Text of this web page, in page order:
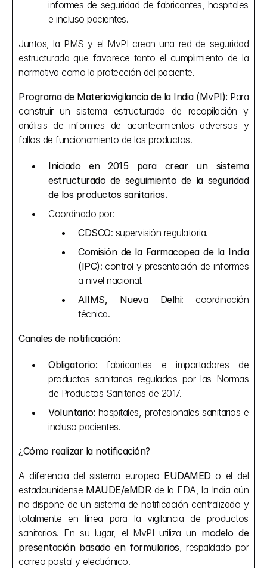
informes de seguridad de fabricantes, hospitales
e incluso pacientes.
Juntos, la PMS y el MvPI crean una red de seguridad
estructurada que favorece tanto el cumplimiento de la
normativa como la protección del paciente.
Programa de Materiovigilancia de la India (MvPI): Para
construir un sistema estructurado de recopilación y
análisis de informes de acontecimientos adversos y
fallos de funcionamiento de los productos.
Iniciado en 2015 para crear un sistema
estructurado de seguimiento de la seguridad
de los productos sanitarios.
Coordinado por:
CDSCO: supervisión regulatoria.
Comisión de la Farmacopea de la India
(IPC): control y presentación de informes
a nivel nacional.
AIIMS, Nueva Delhi: coordinación
técnica.
Canales de notificación:
Obligatorio: fabricantes e importadores de
productos sanitarios regulados por las Normas
de Productos Sanitarios de 2017.
Voluntario: hospitales, profesionales sanitarios e
incluso pacientes.
¿Cómo realizar la notificación?
A diferencia del sistema europeo EUDAMED o el del
estadounidense MAUDE/eMDR de la FDA, la India aún
no dispone de un sistema de notificación centralizado y
totalmente en línea para la vigilancia de productos
sanitarios. En su lugar, el MvPI utiliza un modelo de
presentación basado en formularios, respaldado por
correo postal y electrónico.